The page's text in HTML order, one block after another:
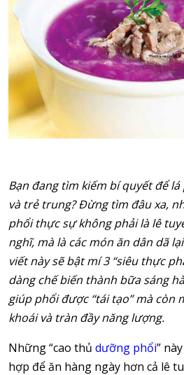
Bạn đang tìm kiếm bí quyết để
và trẻ trung? Đừng tìm đâu xa,
phổi thực sự không phải là lê
nghĩ, mà là các món ăn dân dã
viết này sẽ bật mí 3 “siêu thực
dàng chế biến thành bữa sáng
giúp phổi được “tái tạo” mà còn
khoái và tràn đầy năng lượng.
Những “cao thủ dưỡng phổi”
hợp để ăn hàng ngày hơn cả lê